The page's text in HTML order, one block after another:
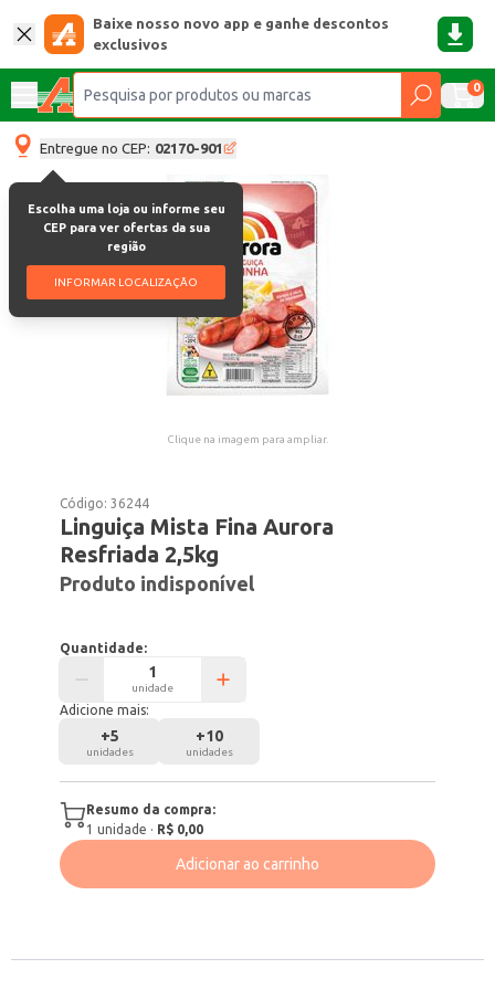
Baixe nosso novo app e ganhe descontos
exclusivos
0
Entregue no CEP: 02170-901
Escolha uma loja ou informe seu
CEP para ver ofertas da sua
região
INFORMAR LOCALIZAÇÃO
Clique na imagem para ampliar.
Código:36244
Linguiça Mista Fina Aurora
Resfriada 2,5kg
Produto indisponível
Quantidade:
unidade
Adicione mais:
+5
unidades
+10
unidades
Resumo da compra:
1 unidade · R$ 0,00
Adicionar ao carrinho